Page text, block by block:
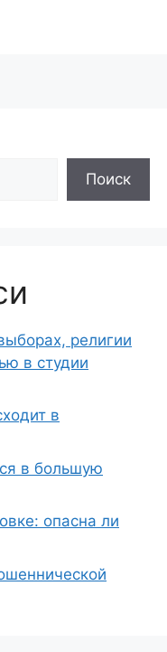
Поиск
религии
в студии
в
в большую
опасна ли